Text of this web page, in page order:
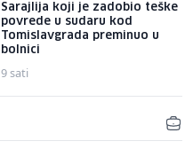
Sarajlija koji je zadobio teške
povrede u sudaru kod
Tomislavgrada preminuo u
bolnici
9 sati